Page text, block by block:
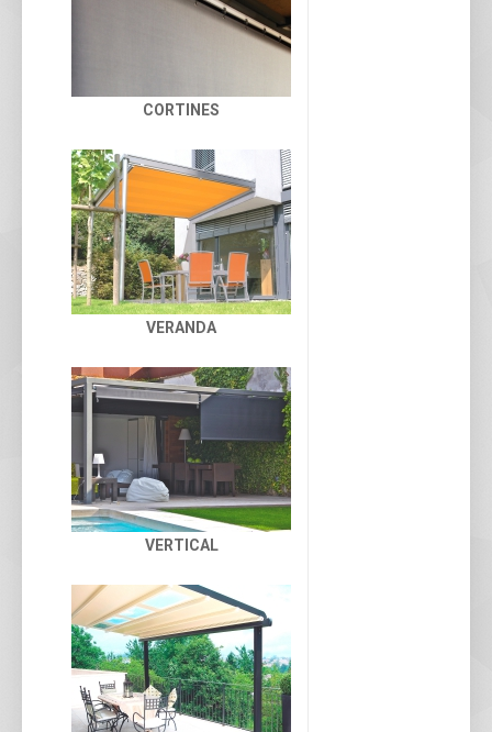
CORTINES
VERANDA
VERTICAL